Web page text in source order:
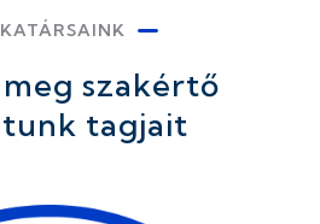
szakértő
tagjait